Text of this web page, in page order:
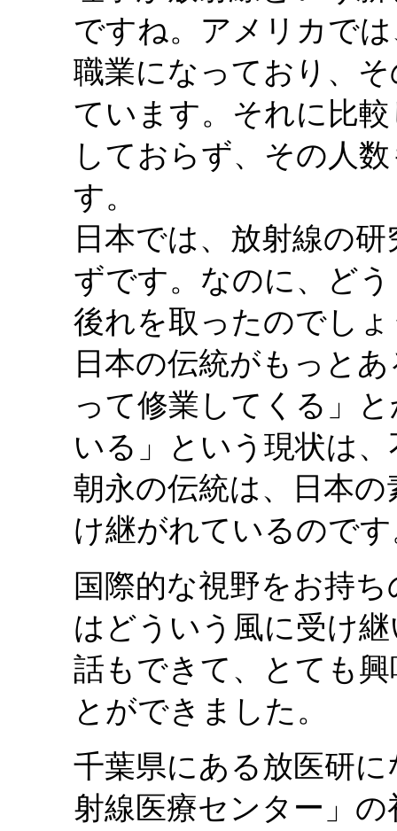
ですね。アメリカで
職業になっており、
ています。それに比
しておらず、その人
す。
日本では、放射線の
ずです。なのに、ど
後れを取ったのでし
日本の伝統がもっと
って修業してくる」
いる」という現状は
朝永の伝統は、日本
け継がれているので
国際的な視野をお持
はどういう風に受け
話もできて、とても
とができました。
千葉県にある放医研
射線医療センター」